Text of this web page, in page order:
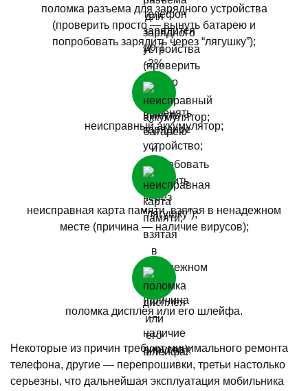
поломка разъема для зарядного устройства
(проверить просто — вынуть батарею и
попробовать зарядить через “лягушку”);
неисправный аккумулятор;
неисправная карта памяти, взятая в ненадежном
месте (причина — наличие вирусов);
поломка дисплея или его шлейфа.
Некоторые из причин требуют минимального ремонта
телефона, другие — перепрошивки, третьи настолько
серьезны, что дальнейшая эксплуатация мобильника